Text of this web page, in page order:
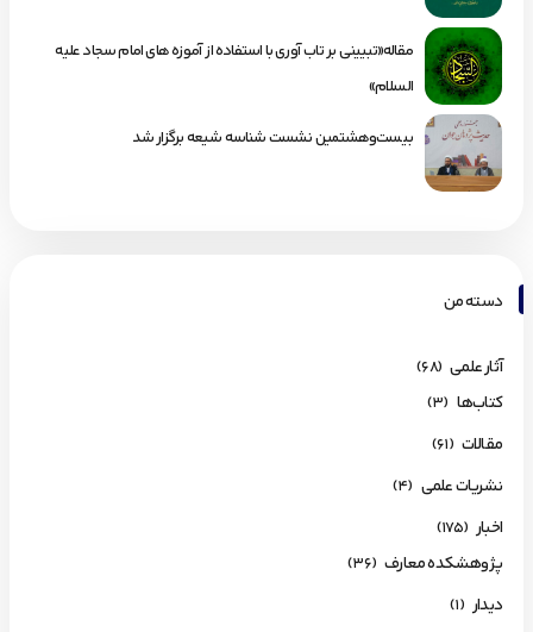
مقاله«تبیینی بر تاب آوری با استفاده از آموزه های امام سجاد علیه
السلام»
بیست‌وهشتمین نشست شناسه شیعه برگزار شد
دسته من
آثار علمی (68)
کتاب‌ها (3)
مقالات (61)
نشریات علمی (4)
اخبار (175)
پژوهشکده معارف (36)
دیدار (1)